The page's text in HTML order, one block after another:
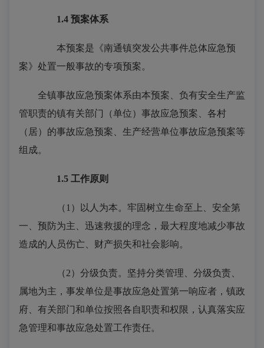
1.4 预案体系
本预案是《南通镇突发公共事件总体应急预
案》处置一般事故的专项预案。
全镇事故应急预案体系由本预案、负有安全生产监
管职责的镇有关部门（单位）事故应急预案、各村
（居）的事故应急预案、生产经营单位事故应急预案等
组成。
1.5 工作原则
（1）以人为本。牢固树立生命至上、安全第
一、预防为主、迅速救援的理念，最大程度地减少事故
造成的人员伤亡、财产损失和社会影响。
（2）分级负责。坚持分类管理、分级负责、
属地为主，事发单位是事故应急处置第一响应者，镇政
府、有关部门和单位按照各自职责和权限，认真落实应
急管理和事故应急处置工作责任。